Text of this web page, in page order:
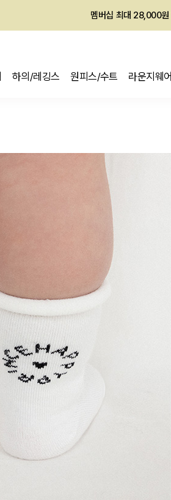
회원전용 아울렛, 가입하면
하의/레깅스 원피스/수트 라운지웨